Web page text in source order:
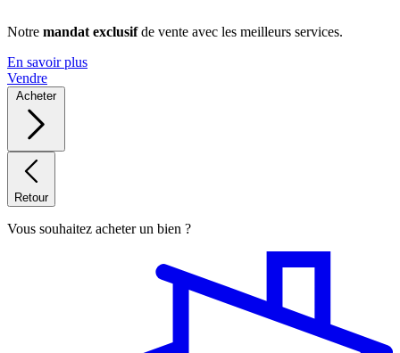
Notre mandat exclusifde vente avec les meilleurs services.
En savoir plus
Vendre
Acheter
Retour
Vous souhaitez acheter un bien ?